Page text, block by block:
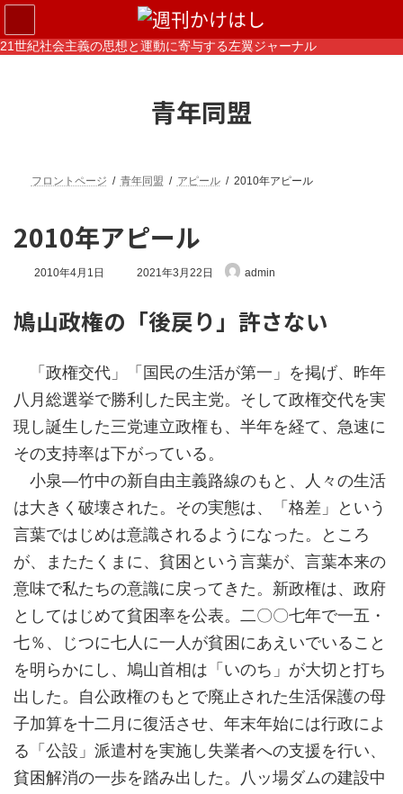
コ
テ
ン
ナ
ゲ
ー
21世紀社会主義の思想と運動に寄与する左翼ジャーナル
青年同盟
フロントページ 青年同盟 アピール 2010年アピール
2010年アピール
2010年4月1日
最
新
日
2021年3月22日 admin
鳩山政権の「後戻り」許さない
「政権交代」「国民の生活が第一」を掲げ、昨年
八月総選挙で勝利した民主党。そして政権交代を実
現し誕生した三党連立政権も、半年を経て、急速に
その支持率は下がっている。
小泉―竹中の新自由主義路線のもと、人々の生活
は大きく破壊された。その実態は、「格差」という
言葉ではじめは意識されるようになった。ところ
が、またたくまに、貧困という言葉が、言葉本来の
意味で私たちの意識に戻ってきた。新政権は、政府
としてはじめて貧困率を公表。二〇〇七年で一五・
七％、じつに七人に一人が貧困にあえいでいること
を明らかにし、鳩山首相は「いのち」が大切と打ち
出した。自公政権のもとで廃止された生活保護の母
子加算を十二月に復活させ、年末年始には行政によ
る「公設」派遣村を実施し失業者への支援を行い、
貧困解消の一歩を踏み出した。八ッ場ダムの建設中